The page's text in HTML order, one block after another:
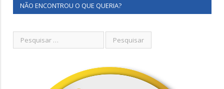
NÃO ENCONTROU O QUE QUERIA?